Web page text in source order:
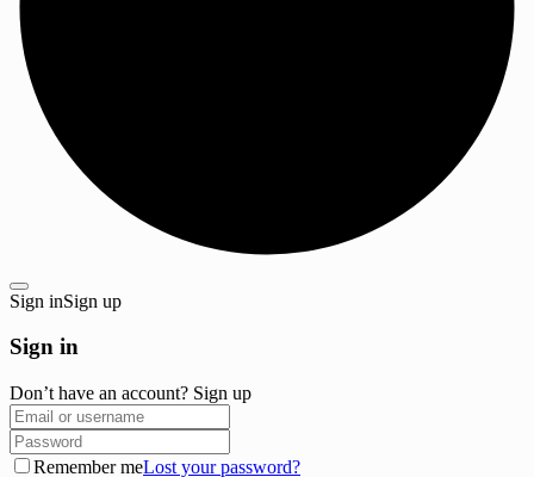
Sign inSign up
Sign in
Don’t have an account? Sign up
Remember meLost your password?